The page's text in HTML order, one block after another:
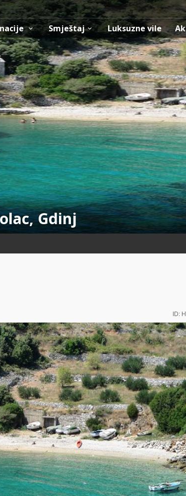
Smještaj Luksuzne vile
Gdinj
ID: